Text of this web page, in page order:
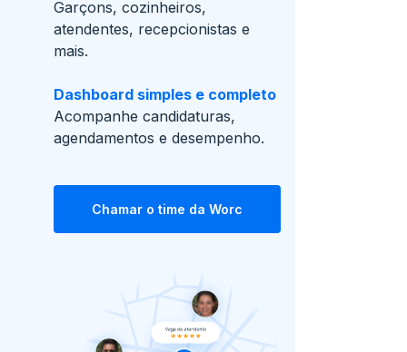
Garçons, cozinheiros,
atendentes, recepcionistas e
mais.
Dashboard simples e completo
Acompanhe candidaturas,
agendamentos e desempenho.
Chamar o time da Worc